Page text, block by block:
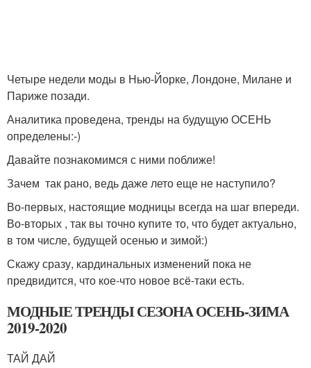
Четыре недели моды в Нью-Йорке, Лондоне, Милане и
Париже позади.
Аналитика проведена, тренды на будущую ОСЕНЬ
определены:-)
Давайте познакомимся с ними поближе!
Зачем так рано, ведь даже лето еще не наступило?
Во-первых, настоящие модницы всегда на шаг впереди.
Во-вторых , так вы точно купите то, что будет актуально,
в том числе, будущей осенью и зимой:)
Скажу сразу, кардинальных изменений пока не
предвидится, что кое-что новое всё-таки есть.
МОДНЫЕ ТРЕНДЫ СЕЗОНА ОСЕНЬ-ЗИМА
2019-2020
ТАЙ ДАЙ